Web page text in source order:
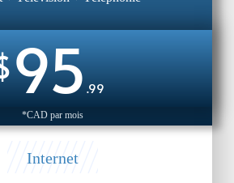
95.99
*CAD par mois
Internet